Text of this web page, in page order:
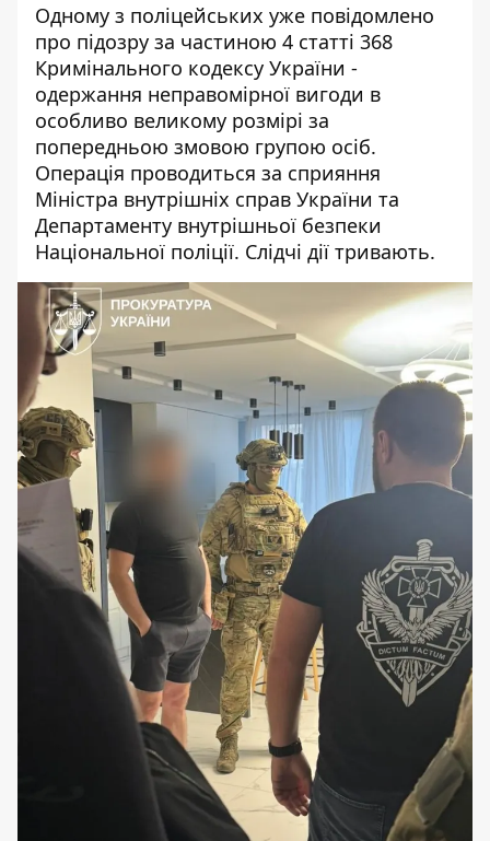
Одному з поліцейських уже повідомлено
про підозру за частиною 4 статті 368
Кримінального кодексу України -
одержання неправомірної вигоди в
особливо великому розмірі за
попередньою змовою групою осіб.
Операція проводиться за сприяння
Міністра внутрішніх справ України та
Департаменту внутрішньої безпеки
Національної поліції. Слідчі дії тривають.